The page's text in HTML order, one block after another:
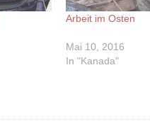
Arbeit im Osten
Mai 10, 2016
In "Kanada"